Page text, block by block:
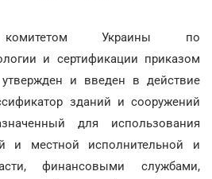
комитетом Украины по
и сертификации приказом
и введен в действие
зданий и сооружений
для использования
и местной исполнительной и
финансовыми службами,